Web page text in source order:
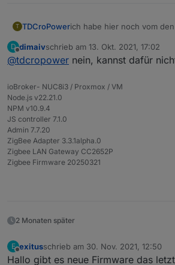
T TDCroPowerich habe hier noch vom
FT232RL).
kann man den vielleicht
verwenden?
muss, die JLink PINs kann
anzuschließen aber
D
Offline
dimaivschrieb am 13. Okt. 2021, 17:02
zuletzt editiert von
@tdcropower nein, kannst dafür
ioBroker- NUC8i3 / Proxmox / VM
Node.js v22.21.0
NPM v10.9.4
JS controller 7.1.0
Admin 7.7.20
ZigBee Adapter 3.3.1alpha.0
Zigbee LAN Gateway CC2652P
Zigbee Firmware 20250321
2 Monaten später
E
Offline
exitusschrieb am 30. Nov. 2021, 12:50
zuletzt editiert von
Hallo gibt es neue Firmware das